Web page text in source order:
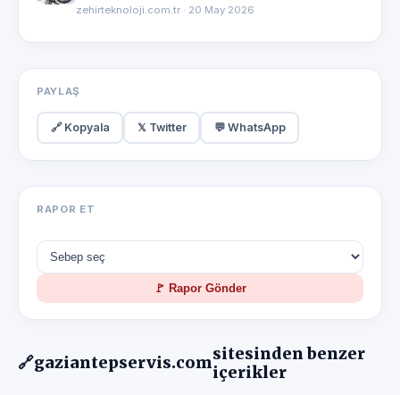
zehirteknoloji.com.tr · 20 May 2026
PAYLAŞ
🔗 Kopyala 𝕏 Twitter 💬 WhatsApp
RAPOR ET
🚩 Rapor Gönder
🔗gaziantepservis.comsitesinden benzer
içerikler